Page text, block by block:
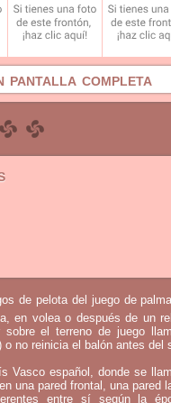
completa
de pelota del juego de
en volea o después de un
el terreno de juego
no reinicia el balón antes del
Vasco español, donde se
una pared frontal, una pared
entre sí según la